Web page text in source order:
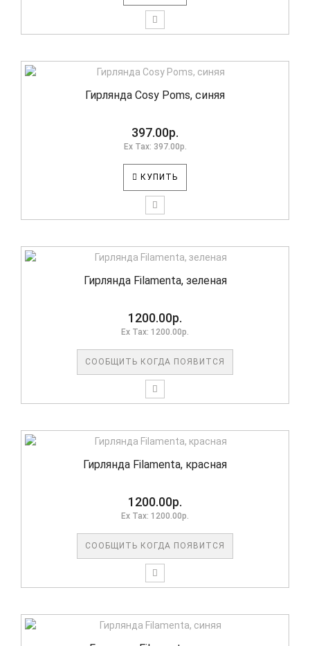
Гирлянда Cosy Poms, синяя
397.00р.
Ex Tax: 397.00р.
КУПИТЬ
Гирлянда Filamenta, зеленая
1200.00р.
Ex Tax: 1200.00р.
СООБЩИТЬ КОГДА ПОЯВИТСЯ
Гирлянда Filamenta, красная
1200.00р.
Ex Tax: 1200.00р.
СООБЩИТЬ КОГДА ПОЯВИТСЯ